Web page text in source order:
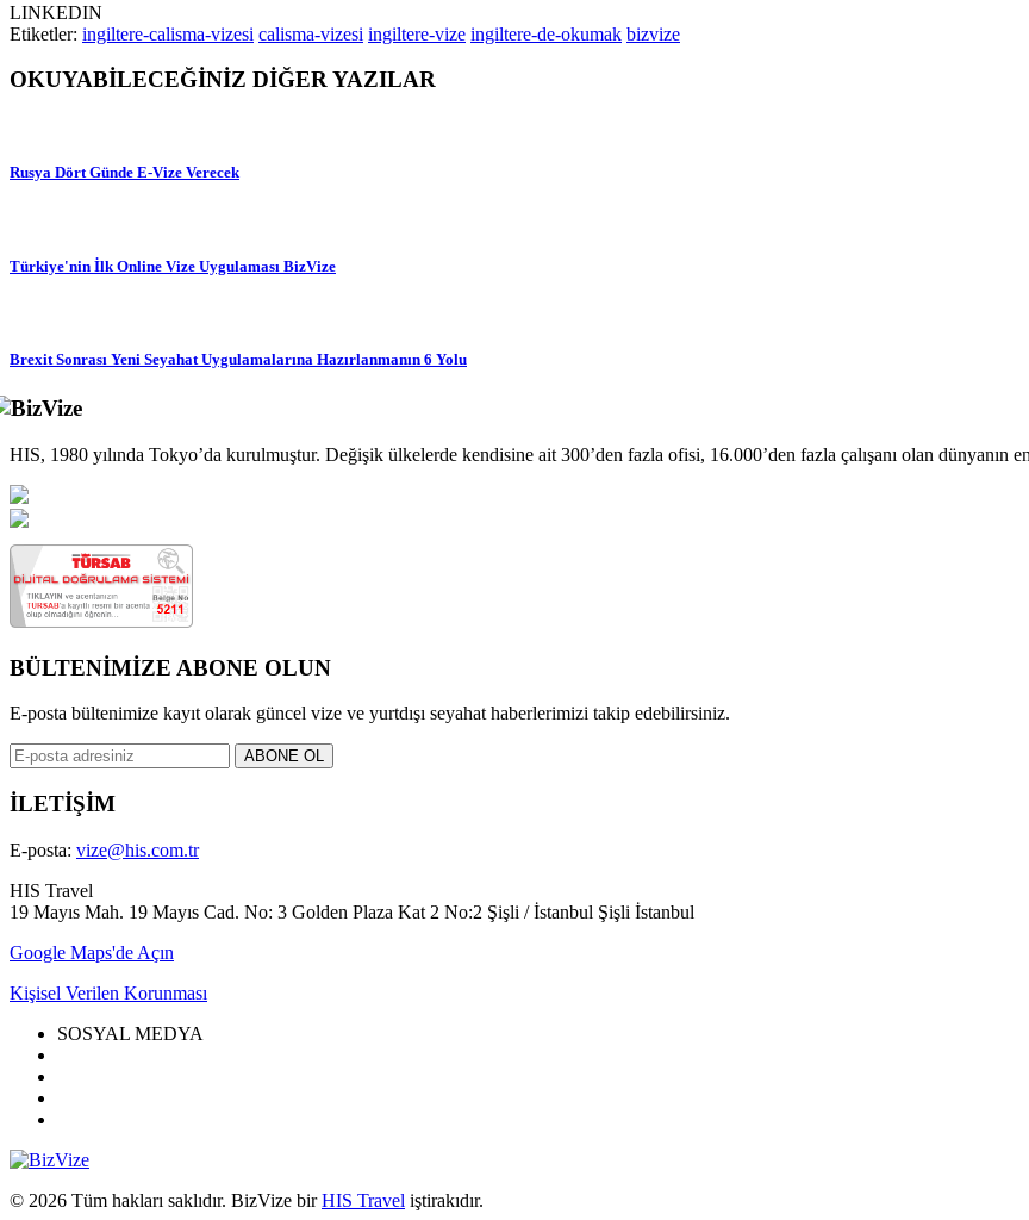
LINKEDIN
Etiketler: ingiltere-calisma-vizesi calisma-vizesi ingiltere-vize ingiltere-de-okumak bizvize
OKUYABİLECEĞİNİZ DİĞER YAZILAR
Rusya Dört Günde E-Vize Verecek
Türkiye'nin İlk Online Vize Uygulaması BizVize
Brexit Sonrası Yeni Seyahat Uygulamalarına Hazırlanmanın 6 Yolu
HIS, 1980 yılında Tokyo’da kurulmuştur. Değişik ülkelerde kendisine ait 300’den fazla ofisi, 16.000’den fazla çalışanı olan dünyanın
BÜLTENİMİZE ABONE OLUN
E-posta bültenimize kayıt olarak güncel vize ve yurtdışı seyahat haberlerimizi takip edebilirsiniz.
İLETİŞİM
E-posta: vize@his.com.tr
HIS Travel
19 Mayıs Mah. 19 Mayıs Cad. No: 3 Golden Plaza Kat 2 No:2 Şişli / İstanbul Şişli İstanbul
Google Maps'de Açın
Kişisel Verilen Korunması
SOSYAL MEDYA
© 2026 Tüm hakları saklıdır. BizVize birHIS Travel iştirakıdır.